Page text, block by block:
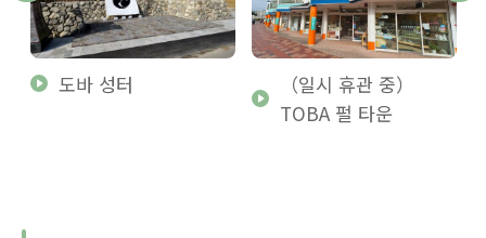
도바 성터
（일시 휴관 중）
TOBA 펄 타운